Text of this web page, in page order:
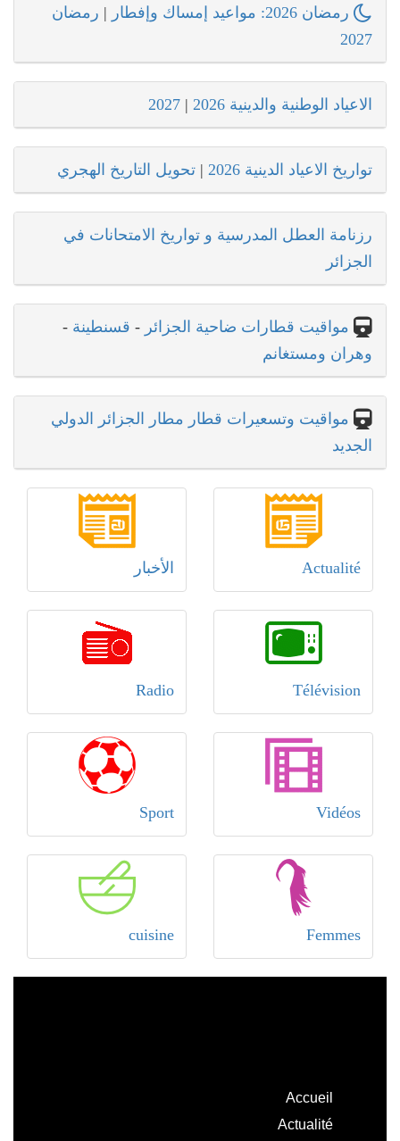
رمضان 2026: مواعيد إمساك وإفطار | رمضان
2027
الاعياد الوطنية والدينية 2026 |
2027
تواريخ الاعياد الدينية 2026 | تحويل التاريخ الهجري
رزنامة العطل المدرسية و تواريخ الامتحانات في
الجزائر
مواقيت قطارات ضاحية الجزائر - قسنطينة -
وهران ومستغانم
مواقيت وتسعيرات قطار مطار الجزائر الدولي
الجديد
Actualité الأخبار
Télévision
Radio
Vidéos
Sport
Femmes
cuisine
Accueil
Actualité